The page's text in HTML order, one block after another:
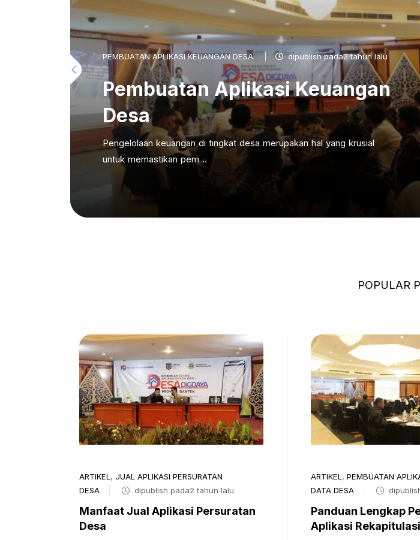
PEMBUATAN APLIKASI KEUANGAN DESA dipublish pada2 tahun lalu
Pembuatan Aplikasi Keuangan
Desa
Pengelolaan keuangan di tingkat desa merupakan hal yang krusial
untuk memastikan pem ..
POPULAR
ARTIKEL , JUAL APLIKASI PERSURATAN
DESA
dipublish pada2 tahun lalu
Manfaat Jual Aplikasi Persuratan
Desa
ARTIKEL , PEMBUATAN
DATA DESA
Panduan Lengkap
Aplikasi